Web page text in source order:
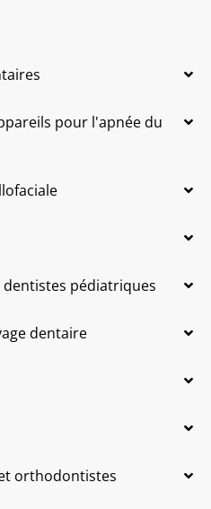
pour l'apnée du
pédiatriques
dentaire
orthodontistes